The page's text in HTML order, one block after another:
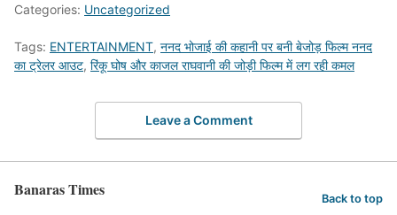
Categories: Uncategorized
Tags: ENTERTAINMENT, ननद भोजाई की कहानी पर बनी बेजोड़ फिल्म ननद
का ट्रेलर आउट, रिंकू घोष और काजल राघवानी की जोड़ी फिल्म में लग रही कमल
Leave a Comment
Banaras Times Back to top